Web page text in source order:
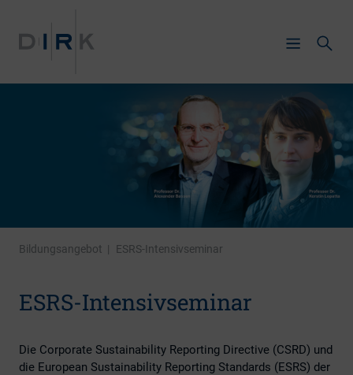
Bildungsangebot | ESRS-Intensivseminar
ESRS-Intensivseminar
Die Corporate Sustainability Reporting Directive (CSRD) und
die European Sustainability Reporting Standards (ESRS) der